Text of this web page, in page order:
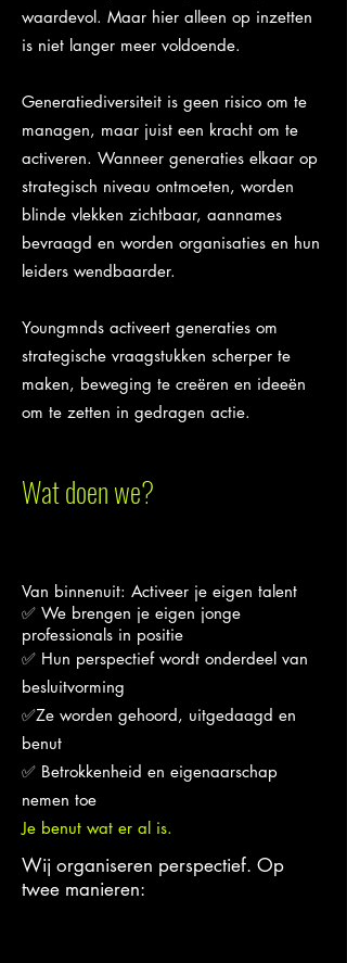
waardevol. Maar hier alleen op inzetten
is niet langer meer voldoende.
Generatiediversiteit is geen risico om te
managen, maar juist een kracht om te
activeren. Wanneer generaties elkaar op
strategisch niveau ontmoeten, worden
blinde vlekken zichtbaar, aannames
bevraagd en worden organisaties en hun
leiders wendbaarder.
Youngmnds activeert generaties om
strategische vraagstukken scherper te
maken, beweging te creëren en ideeën
om te zetten in gedragen actie.
Wat doen we?
Van binnenuit: Activeer je eigen talent
✅ We brengen je eigen jonge
professionals in positie
✅ Hun perspectief wordt onderdeel van
besluitvorming
✅Ze worden gehoord, uitgedaagd en
benut
✅ Betrokkenheid en eigenaarschap
nemen toe
Je benut wat er al is.
Wij organiseren perspectief. Op
twee manieren: